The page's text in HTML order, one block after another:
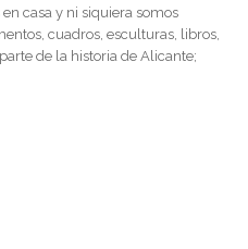
casa y ni siquiera somos
cuadros, esculturas, libros,
de la historia de Alicante;